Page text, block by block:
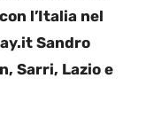
l’Italia nel
Sandro
Sarri, Lazio e